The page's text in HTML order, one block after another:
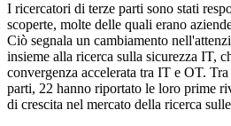
I ricercatori di terze parti sono stati
scoperte, molte delle quali erano
Ciò segnala un cambiamento
insieme alla ricerca sulla sicurezza IT,
convergenza accelerata tra IT e OT.
parti, 22 hanno riportato le loro prime
di crescita nel mercato della ricerca